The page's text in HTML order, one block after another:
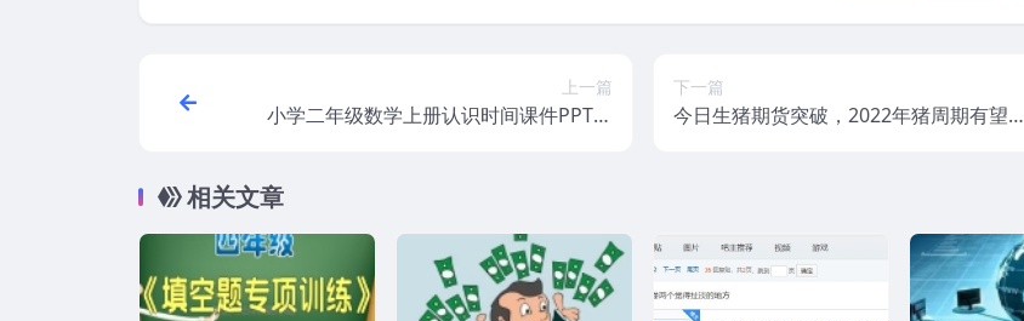
上一篇
小学二年级数学上册认识时间课件PPT，
下一篇
今日生猪期货突破，2022年猪周期有望开
相关文章